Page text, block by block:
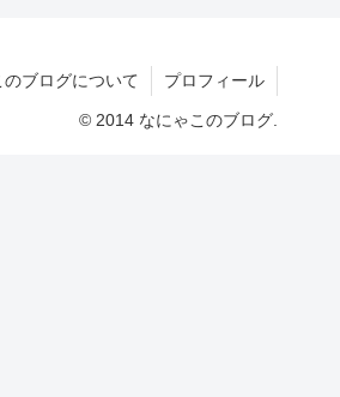
のブログについて プロフィール
© 2014 なにゃこのブログ.